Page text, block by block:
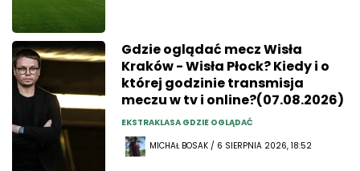
Gdzie oglądać mecz Wisła
Kraków - Wisła Płock? Kiedy i o
której godzinie transmisja
meczu w tv i online?(07.08.2026)
EKSTRAKLASA GDZIE OGLĄDAĆ
MICHAŁ BOSAK / 6 SIERPNIA 2026, 18:52